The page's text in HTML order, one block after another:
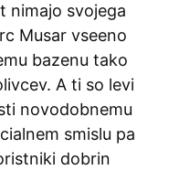
nimajo svojega
Musar vseeno
bazenu tako
A ti so levi
novodobnemu
smislu pa
dobrin